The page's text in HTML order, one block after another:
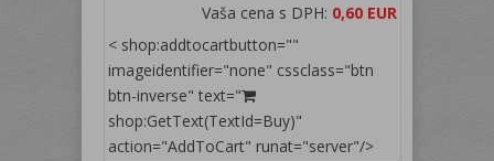
Vaša cena s DPH: 0,60 EUR
< shop:addtocartbutton=""
imageidentifier="none" cssclass="btn
btn-inverse" text="
shop:GetText(TextId=Buy)"
action="AddToCart" runat="server"/>